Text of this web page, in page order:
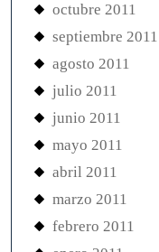
octubre 2011
septiembre 2011
agosto 2011
julio 2011
junio 2011
mayo 2011
abril 2011
marzo 2011
febrero 2011